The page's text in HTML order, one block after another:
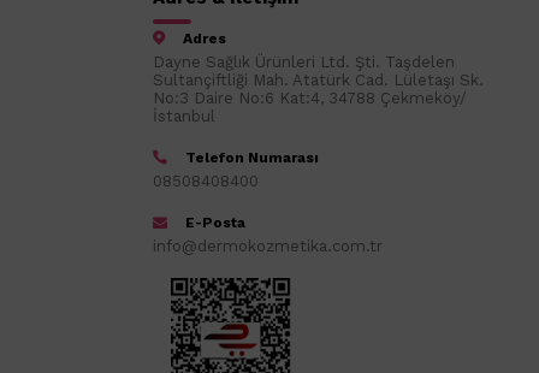
Adres
Dayne Sağlık Ürünleri Ltd. Şti. Taşdelen
Sultançiftliği Mah. Atatürk Cad. Lületaşı Sk.
No:3 Daire No:6 Kat:4, 34788 Çekmeköy/
İstanbul
Telefon Numarası
08508408400
E-Posta
info@dermokozmetika.com.tr